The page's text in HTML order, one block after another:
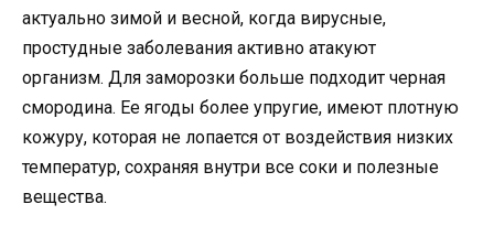
актуально зимой и весной, когда вирусные,
простудные заболевания активно атакуют
организм. Для заморозки больше подходит черная
смородина. Ее ягоды более упругие, имеют плотную
кожуру, которая не лопается от воздействия низких
температур, сохраняя внутри все соки и полезные
вещества.